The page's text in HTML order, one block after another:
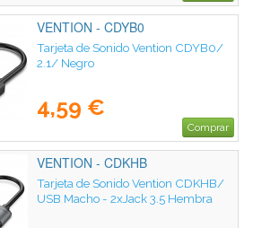
VENTION - CDYB0
Tarjeta de Sonido Vention CDYB0/
2.1/ Negro
4,59 €
Comprar
VENTION - CDKHB
Tarjeta de Sonido Vention CDKHB/
USB Macho - 2xJack 3.5 Hembra